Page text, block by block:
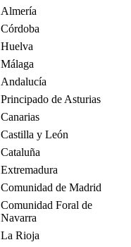
Almería
Córdoba
Huelva
Málaga
Andalucía
Principado de Asturias
Canarias
Castilla y León
Cataluña
Extremadura
Comunidad de Madrid
Comunidad Foral de
Navarra
La Rioja